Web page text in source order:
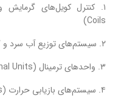
Coils)
۲. سیستم‌های توزیع آب سرد و گرم (Hydronic Systems)
۳. واحدهای ترمینال (Terminal Units)
۴. سیستم‌های بازیابی حرارت (Heat Recovery Systems)